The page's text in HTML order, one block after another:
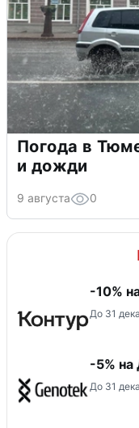
Погода в
и дожди
9 августа 0
-10%
До 31
-5%
До 31